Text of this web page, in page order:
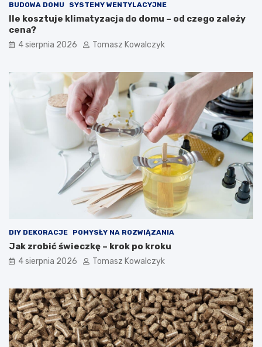
BUDOWA DOMU SYSTEMY WENTYLACYJNE
Ile kosztuje klimatyzacja do domu – od czego zależy
cena?
4 sierpnia 2026 Tomasz Kowalczyk
DIY DEKORACJE POMYSŁY NA ROZWIĄZANIA
Jak zrobić świeczkę – krok po kroku
4 sierpnia 2026 Tomasz Kowalczyk